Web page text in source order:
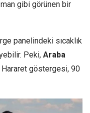
gibi görünen bir
panelindeki sıcaklık
Peki, Araba
Hararet göstergesi, 90